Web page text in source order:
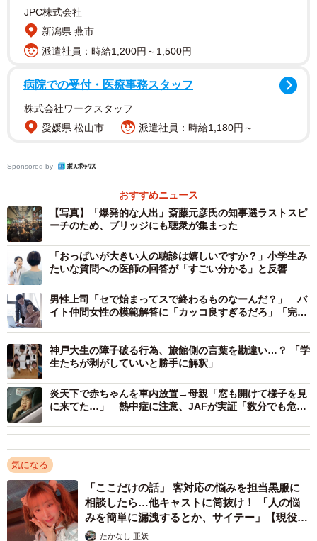
斎藤元彦氏の演説のため集まった聴衆が橋の上にもいる（飯田哲史さん
まとめサイトでは「センター街歩道橋、重量オーバーで警
して歩道橋は重量オーバーによってサイレンが鳴ったの
か。橋は曲がってしまったのか。三宮センター街1丁目商店
街振興組合の桂隆（かつら・たかし）事務局長に聞いた。
11月16日夕方、三宮センター街東口は兵庫県知事選に立候
補した大澤芳清氏や稲村和美氏、斎藤元彦氏が次々に演説
を行い、人が増えていたという。
「大澤さんの演説の時からブリッジ（歩道橋）に人がい
て、その後、稲村さん、斎藤さんと立候補者が変わるうち
に、どんどん聴衆が増えていった」
3/4
JPC株式会社
新潟県 燕市
派遣社員：時給1,200円～1,500円
病院での受付・医療事務スタッフ
株式会社ワークスタッフ
愛媛県 松山市
派遣社員：時給1,180円～
Sponsored by
おすすめニュース
【写真】「爆発的な人出」斎藤元彦氏の知事選ラストスピ
ーチのため、ブリッジにも聴衆が集まった
「おっぱいが大きい人の聴診は嬉しいですか？」小学生み
たいな質問への医師の回答が「すごい分かる」と反響
男性上司「セで始まってスで終わるものなーんだ？」 バ
イト仲間女性の模範解答に「カッコ良すぎるだろ」「完璧
神戸大生の障子破る行為、旅館側の言葉を勘違い…？ 「学
生たちが剥がしていいと勝手に解釈」
炎天下で赤ちゃんを車内放置→母親「窓も開けて様子を見
に来てた…」 熱中症に注意、JAFが実証「数分でも危険
気になる
「ここだけの話」 客対応の悩みを担当黒服に
相談したら…他キャストに筒抜け！ 「人の悩
みを簡単に漏洩するとか、サイテー」【現役キ
ャストに取材】
たかなし 亜妖